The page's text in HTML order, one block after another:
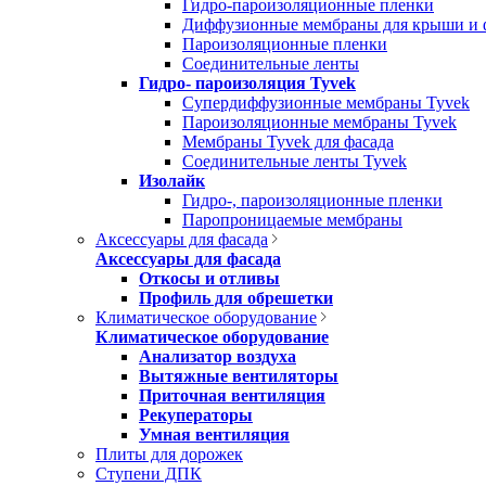
Гидро-пароизоляционные пленки
Диффузионные мембраны для крыши и
Пароизоляционные пленки
Соединительные ленты
Гидро- пароизоляция Tyvek
Супердиффузионные мембраны Tyvek
Пароизоляционные мембраны Tyvek
Мембраны Tyvek для фасада
Соединительные ленты Tyvek
Изолайк
Гидро-, пароизоляционные пленки
Паропроницаемые мембраны
Аксессуары для фасада
Аксессуары для фасада
Откосы и отливы
Профиль для обрешетки
Климатическое оборудование
Климатическое оборудование
Анализатор воздуха
Вытяжные вентиляторы
Приточная вентиляция
Рекуператоры
Умная вентиляция
Плиты для дорожек
Ступени ДПК